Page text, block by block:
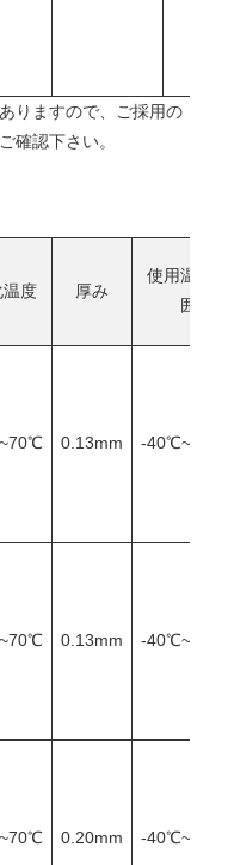
りますので、ご採用の
確認下さい。
温度 厚み
使用温度
囲
0.13mm -
0.13mm -
0.20mm -